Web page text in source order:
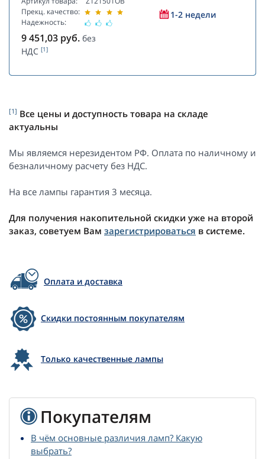
Прекц. качество:
Надежность:
1-2 недели
9 451,03 руб. без
НДС [1]
[1] Все цены и доступность товара на складе
актуальны
Мы являемся нерезидентом РФ. Оплата по наличному и
безналичному расчету без НДС.
На все лампы гарантия 3 месяца.
Для получения накопительной скидки уже на второй
заказ, советуем Вам зарегистрироваться в системе.
Оплата и доставка
Скидки постоянным покупателям
Только качественные лампы
Покупателям
В чём основные различия ламп? Какую
выбрать?